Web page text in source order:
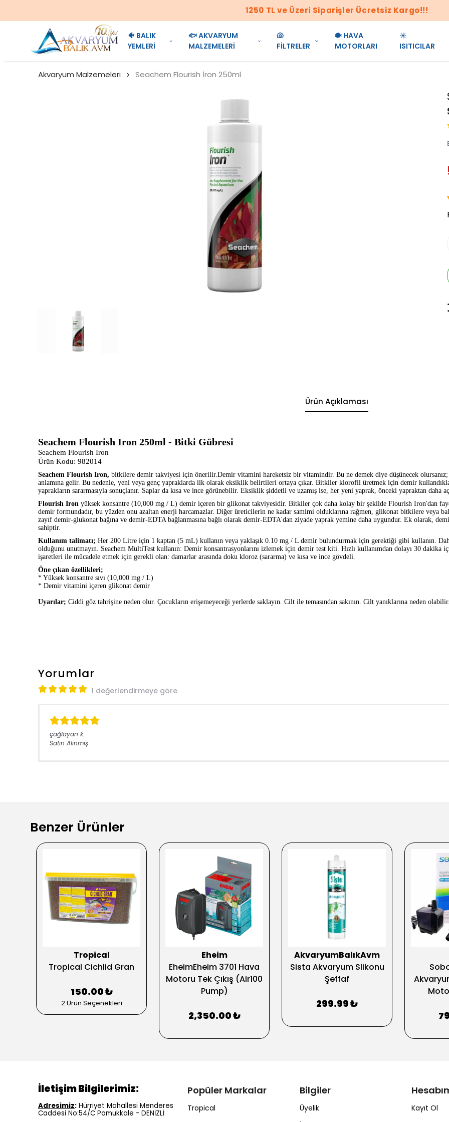
1250 TL ve Üzeri Siparişler Ücretsiz Kargo!!!
🐠 BALIK
YEMLERİ
🐟 AKVARYUM
MALZEMELERİ
🐚
FİLTRELER
🐡 HAVA
MOTORLARI
☀️
ISITICILAR
Akvaryum Malzemeleri Seachem Flourish İron 250ml
Ürün Açıklaması
Seachem Flourish Iron 250ml - Bitki Gübresi
Seachem Flourish Iron
Ürün Kodu: 982014
Seachem Flourish Iron, bitkilere demir takviyesi için önerilir.Demir vitamini hareketsiz bir vitamindir. Bu ne demek diye düşünecek
anlamına gelir. Bu nedenle, yeni veya genç yapraklarda ilk olarak eksiklik belirtileri ortaya çıkar. Bitkiler klorofil üretmek için demir
yaprakların sararmasıyla sonuçlanır. Saplar da kısa ve ince görünebilir. Eksiklik şiddetli ve uzamış ise, her yeni yaprak, önceki yapraktan daha
Flourish Iron yüksek konsantre (10,000 mg / L) demir içeren bir glikonat takviyesidir. Bitkiler çok daha kolay bir şekilde Flourish Iron'dan
demir formundadır, bu yüzden onu azaltan enerji harcamazlar. Diğer üreticilerin ne kadar samimi olduklarına rağmen, glikonat bitkilere veya
zayıf demir-glukonat bağına ve demir-EDTA bağlanmasına bağlı olarak demir-EDTA'dan ziyade yaprak yemine daha uygundur. Ek olarak,
sahiptir.
Kullanım talimatı; Her 200 Litre için 1 kaptan (5 mL) kullanın veya yaklaşık 0.10 mg / L demir bulundurmak için gerektiği gibi kullanın.
olduğunu unutmayın. Seachem MultiTest kullanın: Demir konsantrasyonlarını izlemek için demir test kiti. Hızlı kullanımdan dolayı 30
işaretleri ile mücadele etmek için gerekli olan: damarlar arasında doku kloroz (sararma) ve kısa ve ince gövdeli.
Öne çıkan özellikleri;
* Yüksek konsantre sıvı (10,000 mg / L)
* Demir vitamini içeren glikonat demir
Uyarılar; Ciddi göz tahrişine neden olur. Çocukların erişemeyeceği yerlerde saklayın. Cilt ile temasından sakının. Cilt yanıklarına neden
Yorumlar
1 değerlendirmeye göre
çağlayan k.
Satın Alınmış
Benzer Ürünler
Tropical
Tropical Cichlid Gran
150.00 ₺
2 Ürün Seçenekleri
Eheim
EheimEheim 3701 Hava
Motoru Tek Çıkış (Air100
Pump)
2,350.00 ₺
AkvaryumBalıkAvm
Sista Akvaryum Slikonu
Şeffaf
299.99 ₺
Popüler Markalar
Tropical
Bilgiler
Üyelik
Kayıt Ol
İletişim Bilgilerimiz:
Adresimiz: Hürriyet Mahallesi Menderes
Caddesi No:54/C Pamukkale - DENİZLİ